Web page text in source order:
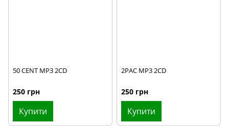
50 CENT MP3 2CD
250 грн
Купити
2PAC MP3 2CD
250 грн
Купити